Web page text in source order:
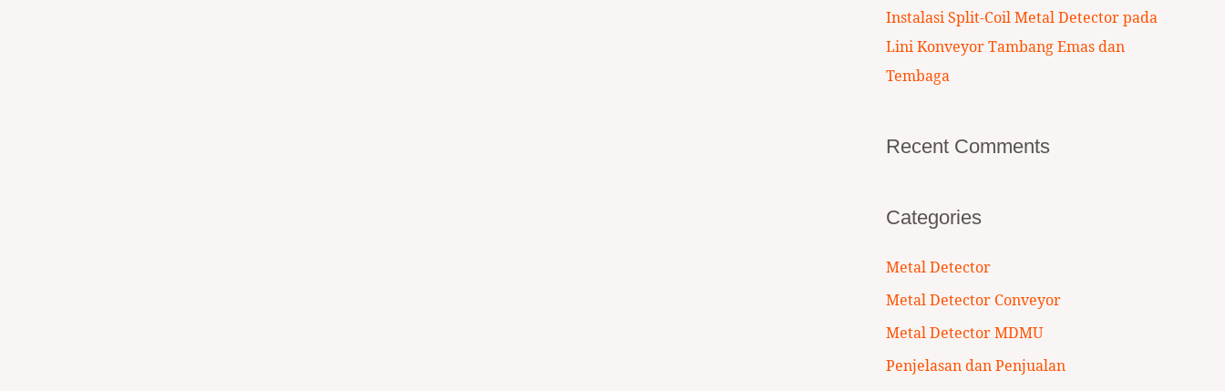
Instalasi Split-Coil Metal Detector pada
Lini Konveyor Tambang Emas dan
Tembaga
Recent Comments
Categories
Metal Detector
Metal Detector Conveyor
Metal Detector MDMU
Penjelasan dan Penjualan